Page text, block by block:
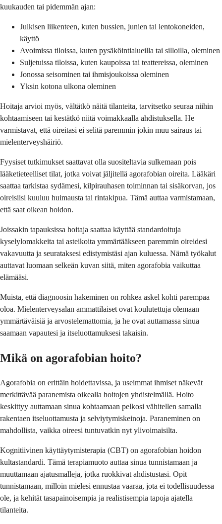
kuukauden tai pidemmän ajan:
Julkisen liikenteen, kuten bussien, junien tai lentokoneiden,
käyttö
Avoimissa tiloissa, kuten pysäköintialueilla tai silloilla, oleminen
Suljetuissa tiloissa, kuten kaupoissa tai teattereissa, oleminen
Jonossa seisominen tai ihmisjoukoissa oleminen
Yksin kotona ulkona oleminen
Hoitaja arvioi myös, vältätkö näitä tilanteita, tarvitsetko seuraa niihin
kohtaamiseen tai kestätkö niitä voimakkaalla ahdistuksella. He
varmistavat, että oireitasi ei selitä paremmin jokin muu sairaus tai
mielenterveyshäiriö.
Fyysiset tutkimukset saattavat olla suositeltavia sulkemaan pois
lääketieteelliset tilat, jotka voivat jäljitellä agorafobian oireita. Lääkäri
saattaa tarkistaa sydämesi, kilpirauhasen toiminnan tai sisäkorvan, jos
oireisiisi kuuluu huimausta tai rintakipua. Tämä auttaa varmistamaan,
että saat oikean hoidon.
Joissakin tapauksissa hoitaja saattaa käyttää standardoituja
kyselylomakkeita tai asteikoita ymmärtääkseen paremmin oireidesi
vakavuutta ja seurataksesi edistymistäsi ajan kuluessa. Nämä työkalut
auttavat luomaan selkeän kuvan siitä, miten agorafobia vaikuttaa
elämääsi.
Muista, että diagnoosin hakeminen on rohkea askel kohti parempaa
oloa. Mielenterveysalan ammattilaiset ovat koulutettuja olemaan
ymmärtäväisiä ja arvostelemattomia, ja he ovat auttamassa sinua
saamaan vapautesi ja itseluottamuksesi takaisin.
Mikä on agorafobian hoito?
Agorafobia on erittäin hoidettavissa, ja useimmat ihmiset näkevät
merkittävää paranemista oikealla hoitojen yhdistelmällä. Hoito
keskittyy auttamaan sinua kohtaamaan pelkosi vähitellen samalla
rakentaen itseluottamusta ja selviytymiskeinoja. Paraneminen on
mahdollista, vaikka oireesi tuntuvatkin nyt ylivoimaisilta.
Kognitiivinen käyttäytymisterapia (CBT) on agorafobian hoidon
kultastandardi. Tämä terapiamuoto auttaa sinua tunnistamaan ja
muuttamaan ajatusmalleja, jotka ruokkivat ahdistustasi. Opit
tunnistamaan, milloin mielesi ennustaa vaaraa, jota ei todellisuudessa
ole, ja kehität tasapainoisempia ja realistisempia tapoja ajatella
tilanteita.